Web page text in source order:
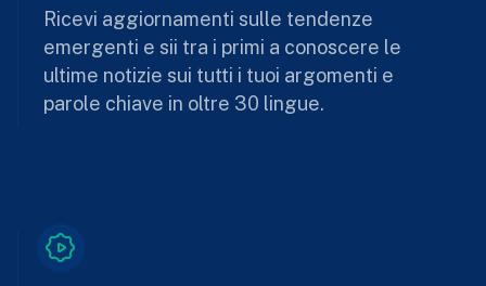
Ricevi aggiornamenti sulle tendenze
emergenti e sii tra i primi a conoscere le
ultime notizie sui tutti i tuoi argomenti e
parole chiave in oltre 30 lingue.